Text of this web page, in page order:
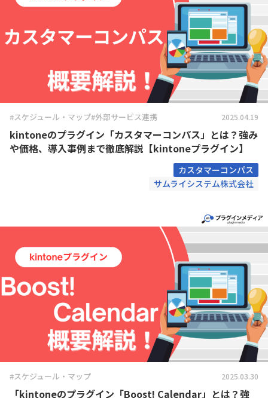
#スケジュール・マップ#外部サービス連携 2025.04.19
kintoneのプラグイン「カスタマーコンパス」とは？強み
や価格、導入事例まで徹底解説【kintoneプラグイン】
カスタマーコンパス
サムライシステム株式会社
#スケジュール・マップ 2025.03.30
「kintoneのプラグイン「Boost! Calendar」とは？強